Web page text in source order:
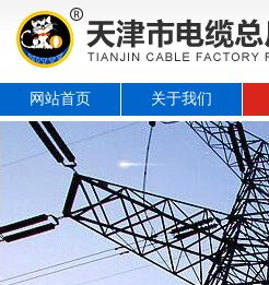
网站首页 关于我们